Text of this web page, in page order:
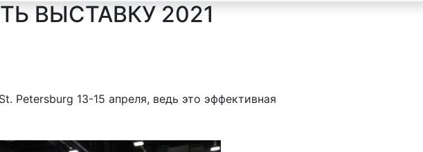
ВЫСТАВКУ 2021
Petersburg 13-15 апреля, ведь это эффективная